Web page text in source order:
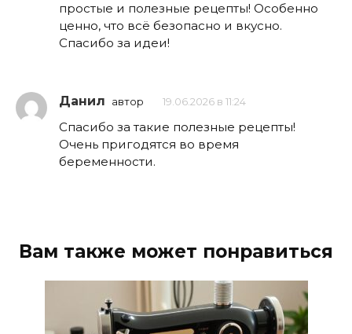
простые и полезные рецепты! Особенно
ценно, что всё безопасно и вкусно.
Спасибо за идеи!
Данил автор 19.06.2026 в 11:24
Спасибо за такие полезные рецепты!
Очень пригодятся во время
беременности.
Вам также может понравиться